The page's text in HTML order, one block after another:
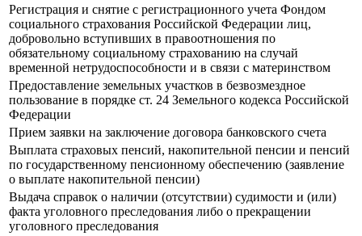
Регистрация и снятие с регистрационного учета Фондом
социального страхования Российской Федерации лиц,
добровольно вступивших в правоотношения по
обязательному социальному страхованию на случай
временной нетрудоспособности и в связи с материнством
Предоставление земельных участков в безвозмездное
пользование в порядке ст. 24 Земельного кодекса Российской
Федерации
Прием заявки на заключение договора банковского счета
Выплата страховых пенсий, накопительной пенсии и пенсий
по государственному пенсионному обеспечению (заявление
о выплате накопительной пенсии)
Выдача справок о наличии (отсутствии) судимости и (или)
факта уголовного преследования либо о прекращении
уголовного преследования